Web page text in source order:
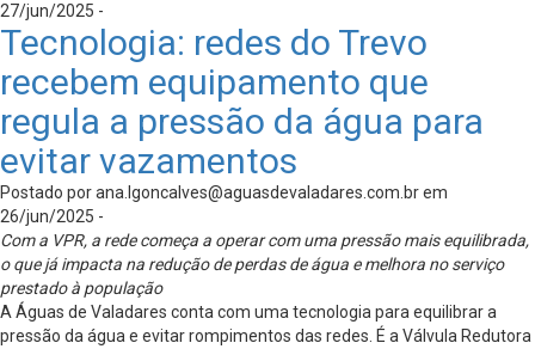
27/jun/2025 -
Tecnologia: redes do Trevo
recebem equipamento que
regula a pressão da água para
evitar vazamentos
Postado porana.lgoncalves@aguasdevaladares.com.brem
26/jun/2025 -
Com a VPR, a rede começa a operar com uma pressão mais equilibrada,
o que já impacta na redução de perdas de água e melhora no serviço
prestado à população
A Águas de Valadares conta com uma tecnologia para equilibrar a
pressão da água e evitar rompimentos das redes. É a Válvula Redutora